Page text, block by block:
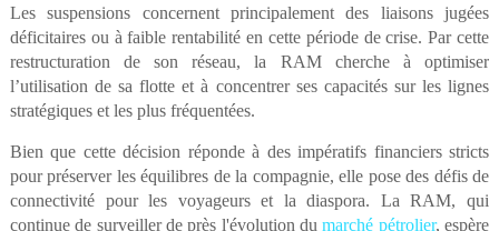
Les suspensions concernent principalement des liaisons jugées
déficitaires ou à faible rentabilité en cette période de crise. Par cette
restructuration de son réseau, la RAM cherche à optimiser
l’utilisation de sa flotte et à concentrer ses capacités sur les lignes
stratégiques et les plus fréquentées.
Bien que cette décision réponde à des impératifs financiers stricts
pour préserver les équilibres de la compagnie, elle pose des défis de
connectivité pour les voyageurs et la diaspora. La RAM, qui
continue de surveiller de près l'évolution dumarché pétrolier, espère